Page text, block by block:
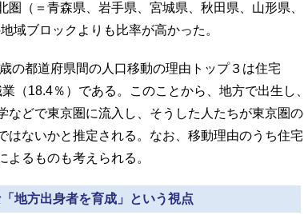
（＝青森県、岩手県、宮城県、秋田県、山形県、
域ブロックよりも比率が高かった。
の都道府県間の人口移動の理由トップ３は住宅
（18.4％）である。このことから、地方で出生し、
などで東京圏に流入し、そうした人たちが東京圏の
はないかと推定される。なお、移動理由のうち住宅
るものも考えられる。
地方出身者を育成」という視点